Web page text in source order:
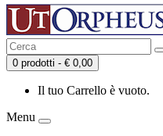
0 prodotti - € 0,00
Il tuo Carrello è vuoto.
Menu